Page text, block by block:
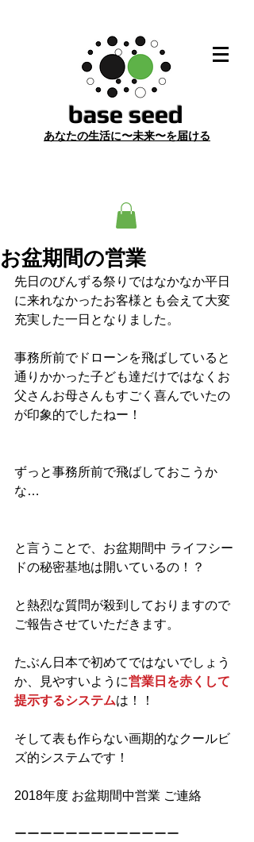
​base seed
あなたの生活に〜未来〜を届ける
お盆期間の営業
先日のびんずる祭りではなかなか平日
に来れなかったお客様とも会えて大変
充実した一日となりました。
事務所前でドローンを飛ばしていると
通りかかった子ども達だけではなくお
父さんお母さんもすごく喜んでいたの
が印象的でしたねー！
ずっと事務所前で飛ばしておこうか
な…
と言うことで、お盆期間中 ライフシー
ドの秘密基地は開いているの！？
と熱烈な質問が殺到しておりますので
ご報告させていただきます。
たぶん日本で初めてではないでしょう
か、見やすいように営業日を赤くして
提示するシステムは！！
そして表も作らない画期的なクールビ
ズ的システムです！
2018年度 お盆期間中営業 ご連絡
ーーーーーーーーーーーーー